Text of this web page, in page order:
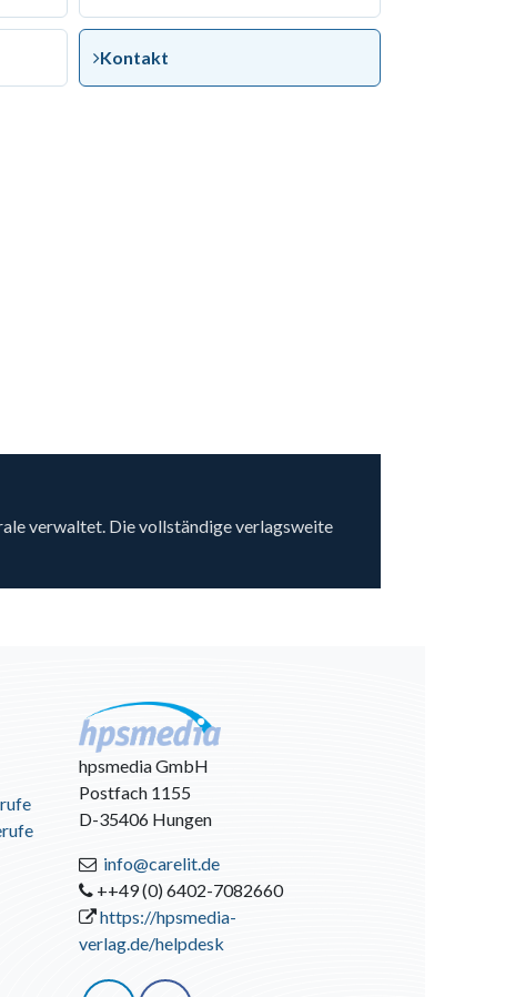
Kontakt
verwaltet. Die vollständige verlagsweite
hpsmedia GmbH
Postfach 1155
D-35406 Hungen
info@carelit.de
++49 (0) 6402-7082660
https://hpsmedia-
verlag.de/helpdesk